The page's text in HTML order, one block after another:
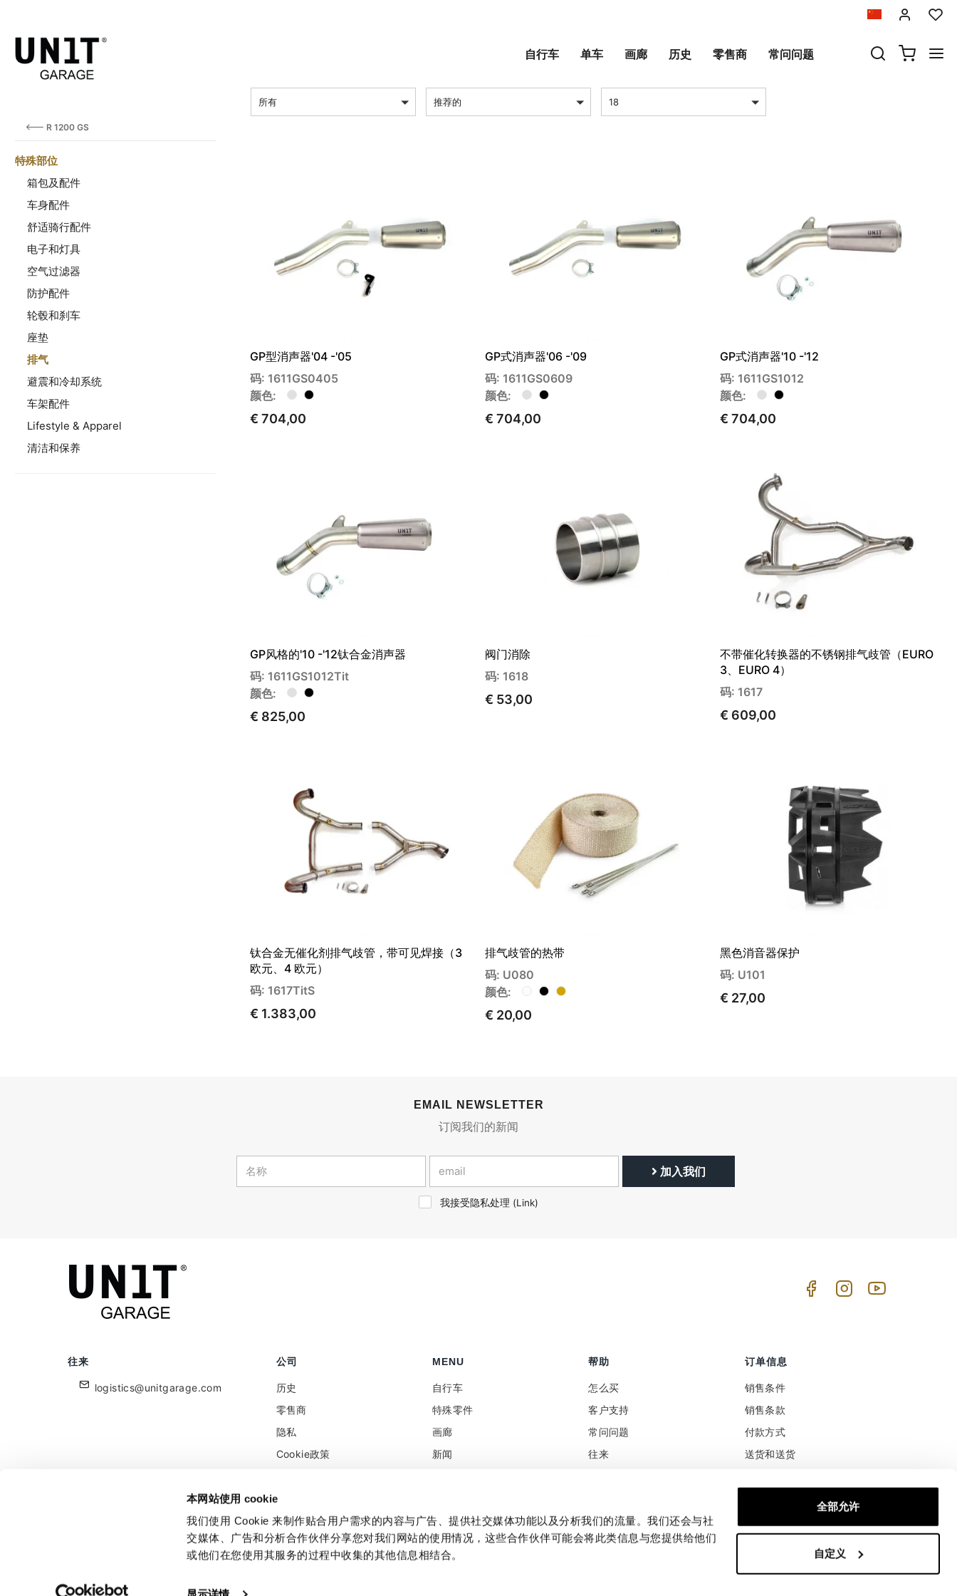
本网站使用 cookie
我们使用 Cookie 来制作贴合用户需求的内容与广告、提供社交媒体功能以及分析我们的流量。我们还会与社
交媒体、广告和分析合作伙伴分享您对我们网站的使用情况，这些合作伙伴可能会将此类信息与您提供给他们
或他们在您使用其服务的过程中收集的其他信息相结合。
全部允许
自定义
自行车 单车 画廊 历史 零售商 常问问题
R 1200 GS
特殊部位
箱包及配件
车身配件
舒适骑行配件
电子和灯具
空气过滤器
防护配件
轮毂和刹车
座垫
排气
避震和冷却系统
车架配件
Lifestyle & Apparel
清洁和保养
所有 推荐的 18
GP型消声器'04 -'05
码: 1611GS0405
颜色:
€ 704,00
GP式消声器'06 -'09
码: 1611GS0609
颜色:
€ 704,00
GP式消声器'10 -'12
码: 1611GS1012
颜色:
€ 704,00
GP风格的'10 -'12钛合金消声器
码: 1611GS1012Tit
颜色:
€ 825,00
阀门消除
码: 1618
€ 53,00
不带催化转换器的不锈钢排气歧管（EURO
3、EURO 4）
码: 1617
€ 609,00
钛合金无催化剂排气歧管，带可见焊接（3
欧元、4 欧元）
码: 1617TitS
€ 1.383,00
排气歧管的热带
码: U080
颜色:
€ 20,00
黑色消音器保护
码: U101
€ 27,00
EMAIL NEWSLETTER
订阅我们的新闻
加入我们
我接受隐私处理 (Link)
往来
logistics@unitgarage.com
公司
历史
零售商
隐私
Cookie政策
反馈
MENU
自行车
特殊零件
画廊
新闻
帮助
怎么买
客户支持
常问问题
往来
订单信息
销售条件
销售条款
付款方式
送货和送货
Unitgarage - partita iva 04242270405